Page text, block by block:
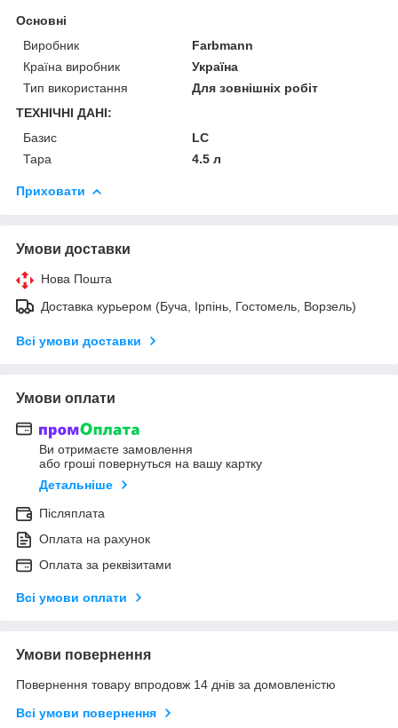
Основні
Виробник
Farbmann
Країна виробник
Україна
Тип використання
Для зовнішніх робіт
ТЕХНІЧНІ ДАНІ:
Базис
LC
Тара
4.5 л
Приховати
Умови доставки
Нова Пошта
Доставка курьером (Буча, Ірпінь, Гостомель, Ворзель)
Всі умови доставки
Умови оплати
Ви отримаєте замовлення
або гроші повернуться на вашу картку
Детальніше
Післяплата
Оплата на рахунок
Оплата за реквізитами
Всі умови оплати
Умови повернення
Повернення товару впродовж 14 днів за домовленістю
Всі умови повернення